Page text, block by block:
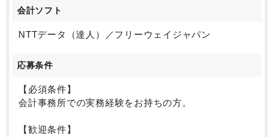
会計ソフト
NTTデータ（達人）／フリーウェイジャパン
応募条件
【必須条件】
会計事務所での実務経験をお持ちの方。
【歓迎条件】